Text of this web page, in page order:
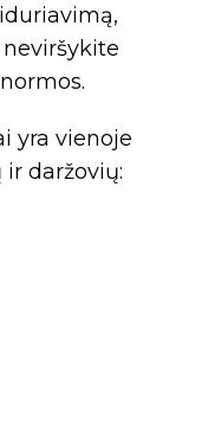
yra vienoje
daržovių: